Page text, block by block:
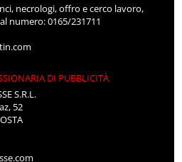
necrologi, offro e cerco lavoro,
numero: 0165/231711
DI PUBBLICITÀ
S.R.L.
52